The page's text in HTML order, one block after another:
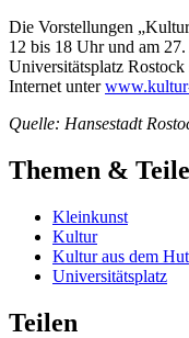
Die Vorstellungen
12 bis 18 Uhr und am
Universitätsplatz
Internet unter
Quelle: Hansestadt
Themen &
Kleinkunst
Kultur
Kultur aus dem Hut
Universitätsplatz
Teilen